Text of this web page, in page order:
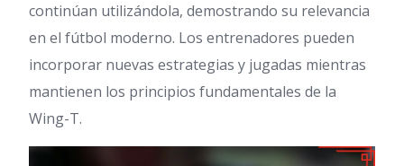
continúan utilizándola, demostrando su relevancia
en el fútbol moderno. Los entrenadores pueden
incorporar nuevas estrategias y jugadas mientras
mantienen los principios fundamentales de la
Wing-T.